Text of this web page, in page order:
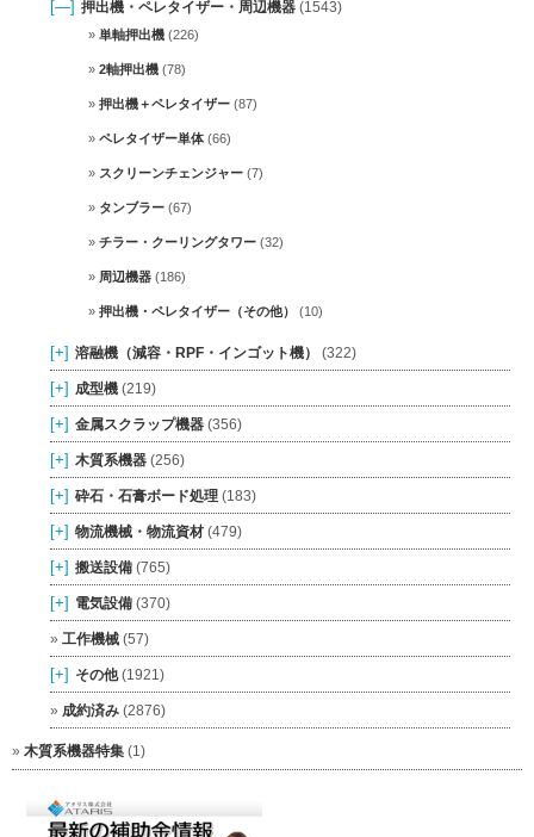
[—] 押出機・ペレタイザー・周辺機器 (1543)
単軸押出機 (226)
2軸押出機 (78)
押出機＋ペレタイザー (87)
ペレタイザー単体 (66)
スクリーンチェンジャー (7)
タンブラー (67)
チラー・クーリングタワー (32)
周辺機器 (186)
押出機・ペレタイザー（その他） (10)
[+] 溶融機（減容・RPF・インゴット機） (322)
[+] 成型機 (219)
[+] 金属スクラップ機器 (356)
[+] 木質系機器 (256)
[+] 砕石・石膏ボード処理 (183)
[+] 物流機械・物流資材 (479)
[+] 搬送設備 (765)
[+] 電気設備 (370)
工作機械 (57)
[+] その他(1921)
成約済み (2876)
木質系機器特集 (1)